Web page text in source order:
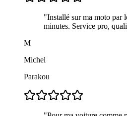
"Installé sur ma moto par
minutes. Service pro,
M
Michel
Parakou